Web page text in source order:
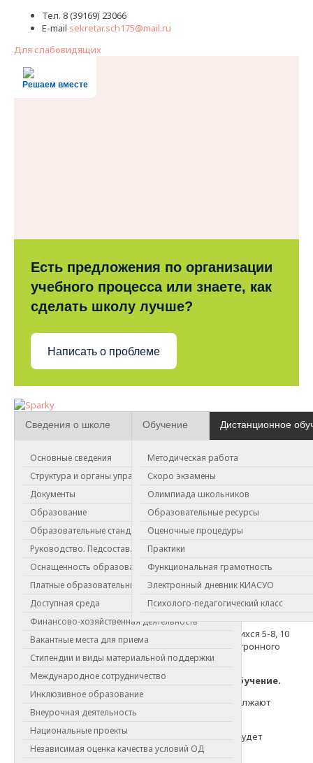
Тел. 8 (39169) 23066
E-mail sekretar.sch175@mail.ru
Для слабовидящих
Решаем вместе
Есть предложения по организации
учебного процесса или знаете, как
сделать школу лучше?
Написать о проблеме
Сведения о школе
Основные сведения
Структура и органы управления
Документы
Образование
Образовательные стандарты
Руководство. Педсостав.
Оснащенность образовательного процесса
Платные образовательные услуги
Доступная среда
Финансово-хозяйственная деятельность
Вакантные места для приема
Стипендии и виды материальной поддержки
Международное сотрудничество
Инклюзивное образование
Внеурочная деятельность
Национальные проекты
Независимая оценка качества условий ОД
Обучение
Методическая работа
Скоро экзамены
Олимпиада школьников
Образовательные ресурсы
Оценочные процедуры
Практики
Функциональная грамотность
Электронный дневник КИАСУО
Психолого-педагогический класс
Дистанционное
Дистанционное обучение
Решение о формах обучения школьников было принято 6
ноября на заседании комиссии по предупреждению и
ликвидации чрезвычайных ситуаций и обеспечению
пожарной безопасности города Зеленогорска.
Распоряжение "От изменение в организации
Организация образовательного процесса с 07.12.20 до
12.12.2020
Реализация образовательных программ для учащихся 5-8, 10
классов будет организована с применением электронного
обучения и дистанционных технологий.
Учащиеся 9 и 11 классов продолжают очное обучение.
Учащиеся начальной школы с 1 по 4-й класс продолжают
очное обучение.
С 9 ноября в школе для учащихся 5-8, 10 классов будет
введено обучение в дистанционном режиме.